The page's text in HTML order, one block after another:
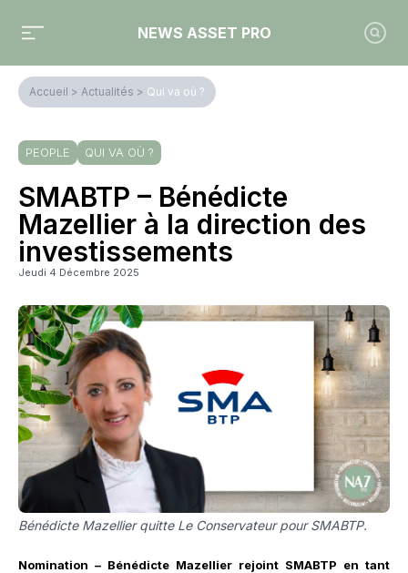
NEWS ASSET PRO
Accueil > Actualités > Qui va où ?
PEOPLE QUI VA OÙ ?
SMABTP – Bénédicte
Mazellier à la direction des
investissements
Jeudi 4 Décembre 2025
Bénédicte Mazellier quitte Le Conservateur pour SMABTP.
Nomination – Bénédicte Mazellier rejoint SMABTP en tant